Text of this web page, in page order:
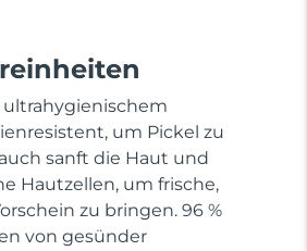
um Pickel zu
sanft die Haut und
Hautzellen, um frische,
zu bringen. 96 %
von gesünder